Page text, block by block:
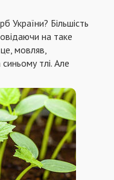
Більшість
на таке
мовляв,
тлі. Але